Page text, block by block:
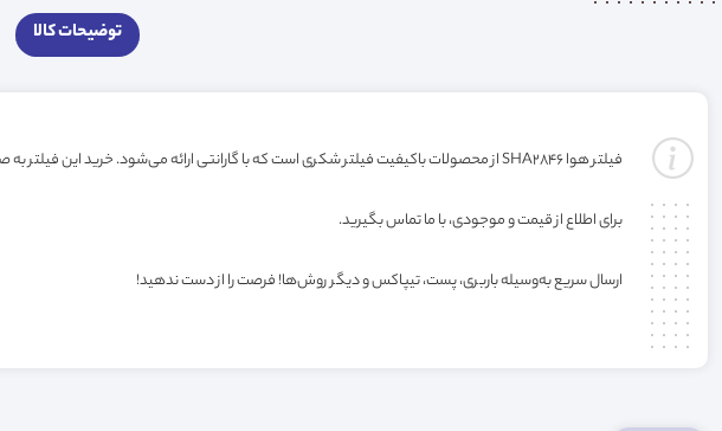
توضیحات کالا
فیلتر هوا SHA2846 از محصولات باکیفیت فیلتر شکری است که با گارانتی ارائه می‌شود. خرید این فیلتر به صورت عمده یا کارتنی شامل تخفیف ویژه فروشگاه می‌باشد.
برای اطلاع از قیمت و موجودی، با ما تماس بگیرید.
ارسال سریع به‌وسیله باربری، پست، تیپاکس و دیگر روش‌ها! فرصت را از دست ندهید!